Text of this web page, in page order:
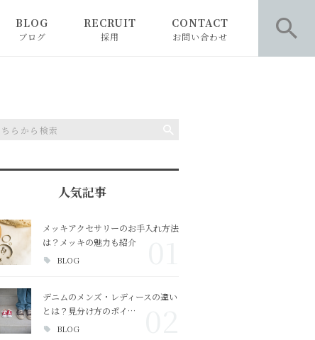
BLOG
ブログ
RECRUIT
採用
CONTACT
お問い合わせ
人気記事
メッキアクセサリーのお手入れ方法
は？メッキの魅力も紹介
BLOG
デニムのメンズ・レディースの違い
とは？見分け方のポイ…
BLOG